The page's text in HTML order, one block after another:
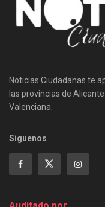
Noticias Ciudadanas te
las provincias de
Valenciana.
Siguenos